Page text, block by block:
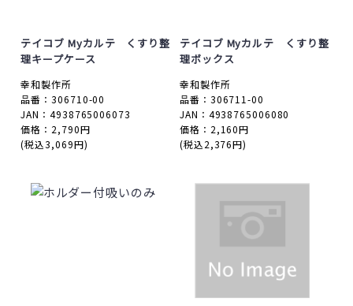
テイコブ Myカルテ くすり整
理キープケース
幸和製作所
品番：306710-00
JAN：4938765006073
価格：2,790円
(税込3,069円)
テイコブ Myカルテ くすり整
理ボックス
幸和製作所
品番：306711-00
JAN：4938765006080
価格：2,160円
(税込2,376円)